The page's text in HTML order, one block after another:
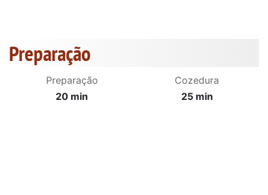
Preparação
Preparação
20 min
Cozedura
25 min